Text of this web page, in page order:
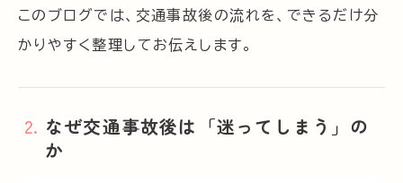
このブログでは、交通事故後の流れを、できるだけ分
かりやすく整理してお伝えします。
なぜ交通事故後は「迷ってしまう」の
か